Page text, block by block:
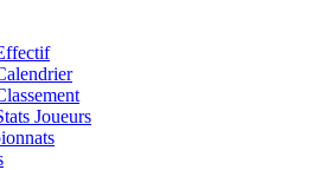
Joueurs